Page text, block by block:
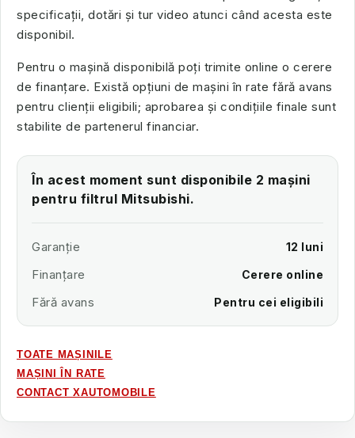
specificații, dotări și tur video atunci când acesta este
disponibil.
Pentru o mașină disponibilă poți trimite online o cerere
de finanțare. Există opțiuni de mașini în rate fără avans
pentru clienții eligibili; aprobarea și condițiile finale sunt
stabilite de partenerul financiar.
În acest moment sunt disponibile 2 mașini
pentru filtrul Mitsubishi.
Garanție 12 luni
Finanțare Cerere online
Fără avans Pentru cei eligibili
TOATE MAȘINILE
MAȘINI ÎN RATE
CONTACT XAUTOMOBILE